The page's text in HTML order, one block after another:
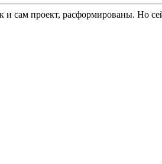
и сам проект, расформированы. Но